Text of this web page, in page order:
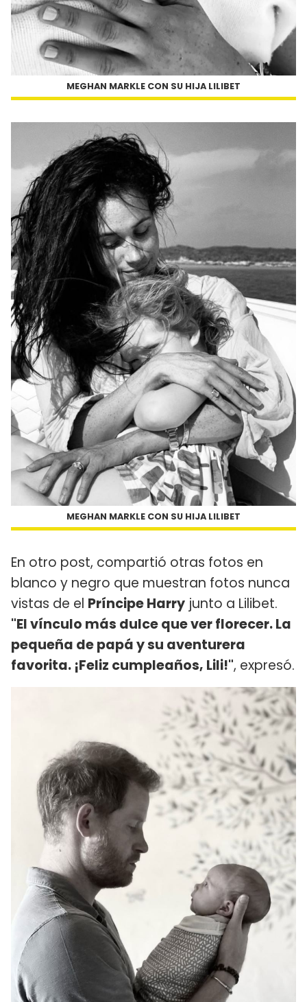
MEGHAN MARKLE CON SU HIJA LILIBET
MEGHAN MARKLE CON SU HIJA LILIBET
En otro post, compartió otras fotos en
blanco y negro que muestran fotos nunca
vistas de el Príncipe Harry junto a Lilibet.
"El vínculo más dulce que ver florecer. La
pequeña de papá y su aventurera
favorita. ¡Feliz cumpleaños, Lili!", expresó.